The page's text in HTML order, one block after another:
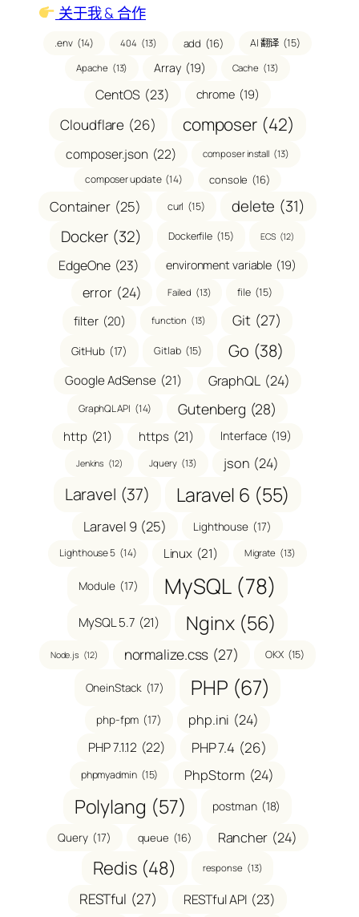
关于我 & 合作
.env (14) 404 (13) add (16) AI 翻译 (15)
Apache (13) Array (19) Cache (13)
CentOS (23) chrome (19)
Cloudflare (26) composer (42)
composer.json (22) composer install (13)
composer update (14) console (16)
Container (25) curl (15) delete (31)
Docker (32) Dockerfile (15) ECS (12)
EdgeOne (23) environment variable (19)
error (24) Failed (13) file (15)
filter (20) function (13) Git (27)
GitHub (17) Gitlab (15) Go (38)
Google AdSense (21) GraphQL (24)
GraphQL API (14) Gutenberg (28)
http (21) https (21) Interface (19)
Jenkins (12) Jquery (13) json (24)
Laravel (37) Laravel 6 (55)
Laravel 9 (25) Lighthouse (17)
Lighthouse 5 (14) Linux (21) Migrate (13)
Module (17) MySQL (78)
MySQL 5.7 (21) Nginx (56)
Node.js (12) normalize.css (27) OKX (15)
OneinStack (17) PHP (67)
php-fpm (17) php.ini (24)
PHP 7.1.12 (22) PHP 7.4 (26)
phpmyadmin (15) PhpStorm (24)
Polylang (57) postman (18)
Query (17) queue (16) Rancher (24)
Redis (48) response (13)
RESTful (27) RESTful API (23)